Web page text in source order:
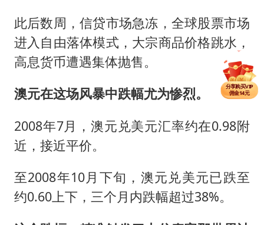
此后数周，信贷市场急冻，全球股票市场
进入自由落体模式，大宗商品价格跳水，
高息货币遭遇集体抛售。
澳元在这场风暴中跌幅尤为惨烈。
2008年7月，澳元兑美元汇率约在0.98附
近，接近平价。
至2008年10月下旬，澳元兑美元已跌至
约0.60上下，三个月内跌幅超过38%。
分享单篇
佣金2.5元
分享购买VIP
佣金14元